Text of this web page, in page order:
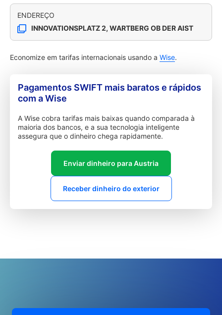
ENDEREÇO
INNOVATIONSPLATZ 2, WARTBERG OB DER AIST
Economize em tarifas internacionais usando a Wise.
Pagamentos SWIFT mais baratos e rápidos
com a Wise
A Wise cobra tarifas mais baixas quando comparada à
maioria dos bancos, e a sua tecnologia inteligente
assegura que o dinheiro chega rapidamente.
Enviar dinheiro para Austria
Receber dinheiro do exterior